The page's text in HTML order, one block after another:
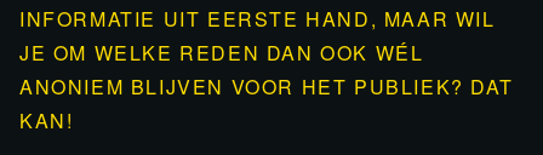
INFORMATIE UIT EERSTE HAND, MAAR WIL
JE OM WELKE REDEN DAN OOK WÉL
ANONIEM BLIJVEN VOOR HET PUBLIEK? DAT
KAN!